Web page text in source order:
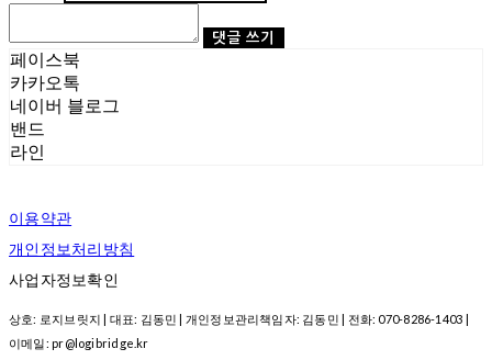
댓글 쓰기
페이스북
카카오톡
네이버 블로그
밴드
라인
이용약관
개인정보처리방침
사업자정보확인
상호: 로지브릿지 | 대표: 김동민 | 개인정보관리책임자: 김동민 | 전화: 070-8286-1403 |
이메일: pr@logibridge.kr